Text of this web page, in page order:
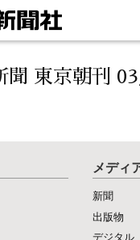
聞 東京朝刊
メディ
新聞
出版物
デジタル